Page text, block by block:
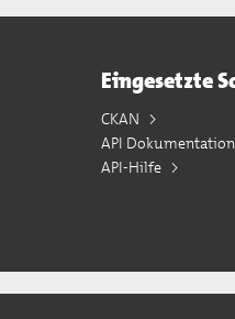
Eingesetzte
CKAN
API Dokumentation
API-Hilfe